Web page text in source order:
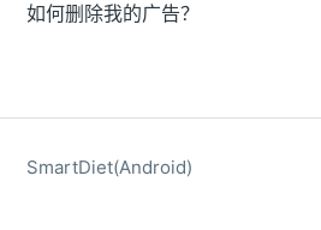
如何删除我的广告？
SmartDiet(Android)